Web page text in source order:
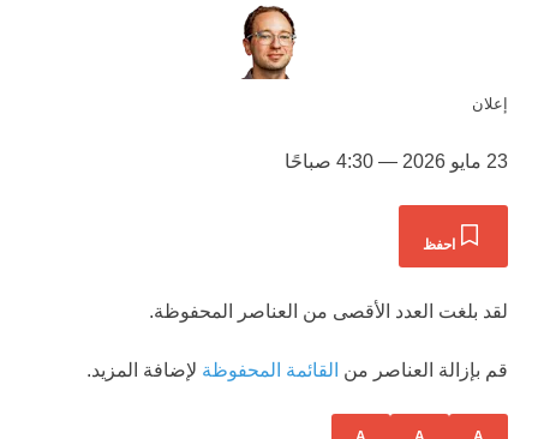
إعلان
23 مايو 2026 — 4:30 صباحًا
احفظ
لقد بلغت العدد الأقصى من العناصر المحفوظة.
قم بإزالة العناصر من القائمة المحفوظة لإضافة المزيد.